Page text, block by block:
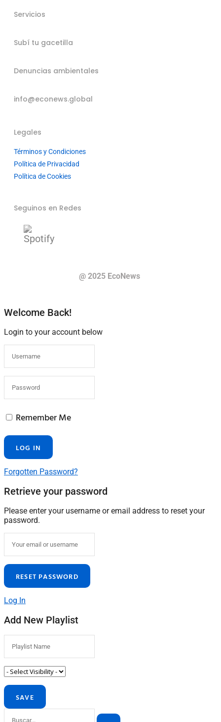
Servicios
Subí tu gacetilla
Denuncias ambientales
info@econews.global
Legales
Términos y Condiciones
Política de Privacidad
Política de Cookies
Seguinos en Redes
@ 2025 EcoNews
Welcome Back!
Login to your account below
Remember Me
Forgotten Password?
Retrieve your password
Please enter your username or email address to reset your
password.
Log In
Add New Playlist